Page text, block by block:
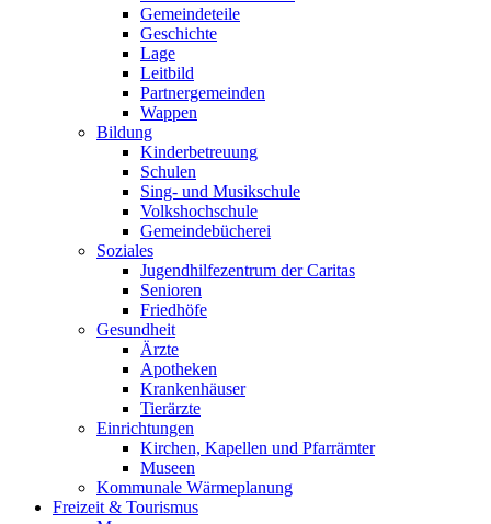
Gemeindeteile
Geschichte
Lage
Leitbild
Partnergemeinden
Wappen
Bildung
Kinderbetreuung
Schulen
Sing- und Musikschule
Volkshochschule
Gemeindebücherei
Soziales
Jugendhilfezentrum der Caritas
Senioren
Friedhöfe
Gesundheit
Ärzte
Apotheken
Krankenhäuser
Tierärzte
Einrichtungen
Kirchen, Kapellen und Pfarrämter
Museen
Kommunale Wärmeplanung
Freizeit & Tourismus